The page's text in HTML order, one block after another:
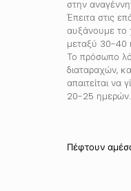
στην
Έπειτα στις
αυξάνουμε το
μεταξύ 30-40
Το πρόσωπο
διαταραχών,
απαιτείται να
20-25 ημερών.
Πέφτουν